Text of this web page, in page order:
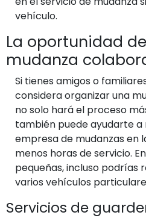
vehículo.
La oportunidad
mudanza
Si tienes amigos o
considera organizar una
no solo hará el proceso
también puede ayudarte
empresa de mudanzas en
menos horas de servicio.
pequeñas, incluso podrías
varios vehículos
Servicios de